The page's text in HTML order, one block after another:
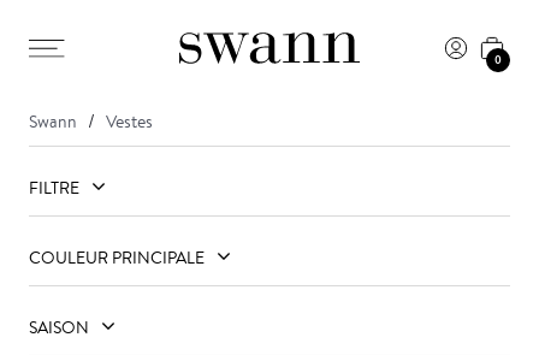
0
Swann Vestes
FILTRE
COULEUR PRINCIPALE
SAISON